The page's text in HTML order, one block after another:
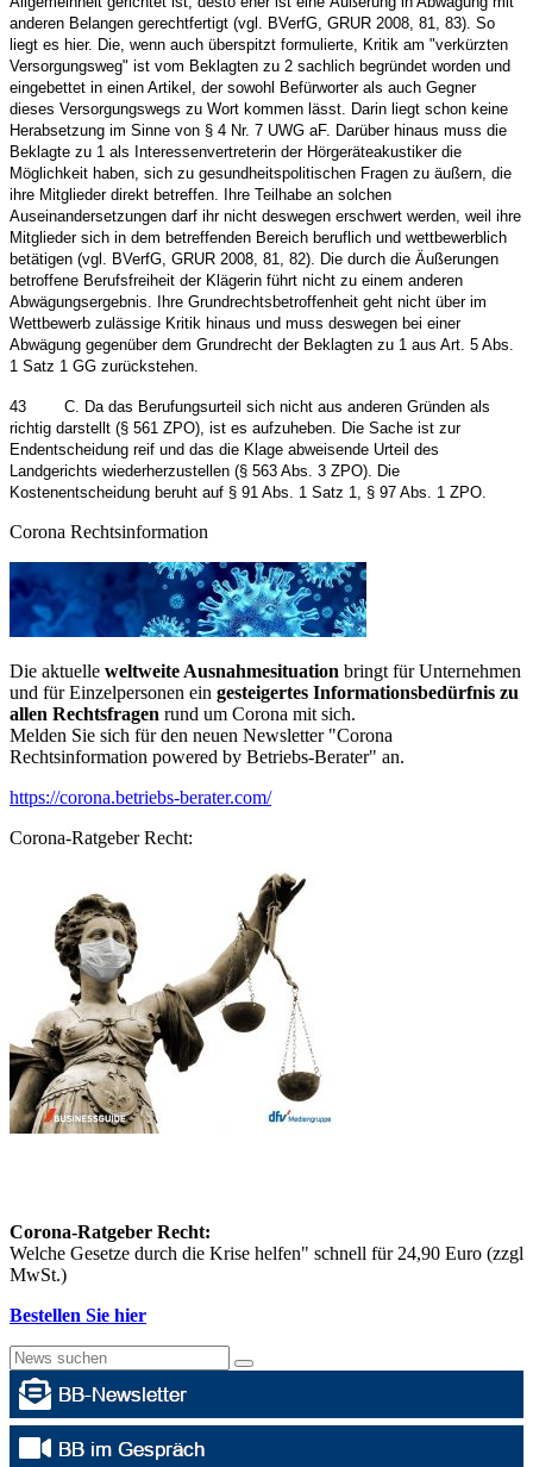
anderen Belangen gerechtfertigt (vgl. BVerfG, GRUR 2008, 81, 83). So
liegt es hier. Die, wenn auch überspitzt formulierte, Kritik am "verkürzten
Versorgungsweg" ist vom Beklagten zu 2 sachlich begründet worden und
eingebettet in einen Artikel, der sowohl Befürworter als auch Gegner
dieses Versorgungswegs zu Wort kommen lässt. Darin liegt schon keine
Herabsetzung im Sinne von § 4 Nr. 7 UWG aF. Darüber hinaus muss die
Beklagte zu 1 als Interessenvertreterin der Hörgeräteakustiker die
Möglichkeit haben, sich zu gesundheitspolitischen Fragen zu äußern, die
ihre Mitglieder direkt betreffen. Ihre Teilhabe an solchen
Auseinandersetzungen darf ihr nicht deswegen erschwert werden, weil ihre
Mitglieder sich in dem betreffenden Bereich beruflich und wettbewerblich
betätigen (vgl. BVerfG, GRUR 2008, 81, 82). Die durch die Äußerungen
betroffene Berufsfreiheit der Klägerin führt nicht zu einem anderen
Abwägungsergebnis. Ihre Grundrechtsbetroffenheit geht nicht über im
Wettbewerb zulässige Kritik hinaus und muss deswegen bei einer
Abwägung gegenüber dem Grundrecht der Beklagten zu 1 aus Art. 5 Abs.
1 Satz 1 GG zurückstehen.
43 C. Da das Berufungsurteil sich nicht aus anderen Gründen als
richtig darstellt (§ 561 ZPO), ist es aufzuheben. Die Sache ist zur
Endentscheidung reif und das die Klage abweisende Urteil des
Landgerichts wiederherzustellen (§ 563 Abs. 3 ZPO). Die
Kostenentscheidung beruht auf § 91 Abs. 1 Satz 1, § 97 Abs. 1 ZPO.
Corona Rechtsinformation
Die aktuelle weltweite Ausnahmesituation bringt für Unternehmen
und für Einzelpersonen ein gesteigertes Informationsbedürfnis zu
allen Rechtsfragen rund um Corona mit sich.
Melden Sie sich für den neuen Newsletter "Corona
Rechtsinformation powered by Betriebs-Berater" an.
https://corona.betriebs-berater.com/
Corona-Ratgeber Recht:
Corona-Ratgeber Recht:
Welche Gesetze durch die Krise helfen" schnell für 24,90 Euro (zzgl
MwSt.)
Bestellen Sie hier